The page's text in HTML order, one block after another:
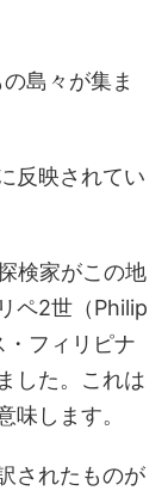
島々が集ま
反映されてい
検家がこの地
ペ2世（Philip
フィリピナ
した。これは
味します。
されたものが